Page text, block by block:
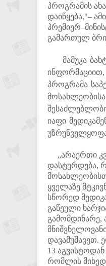
პროგრამის
დაიწყება,"–
გამართულ
მამუკა
პროგრამა
იაფი
„არაერთი
დასტურდება,
ყველაზე
სწორედ
გაწეული
გამომდინარე,
დავამუშავეთ.
13
რომლის